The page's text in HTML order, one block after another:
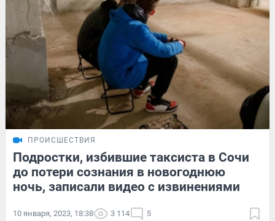
ПРОИСШЕСТВИЯ
Подростки, избившие таксиста в Сочи
до потери сознания в новогоднюю
ночь, записали видео с извинениями
10 января, 2023, 18:38 3 114 5